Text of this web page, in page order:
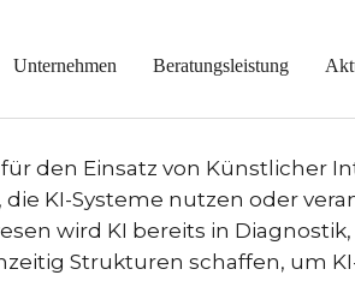
Unternehmen Beratungsleistung
gestalten.
den Einsatz von Künstlicher
KI-Systeme nutzen oder
wird KI bereits in
Strukturen schaffen, um